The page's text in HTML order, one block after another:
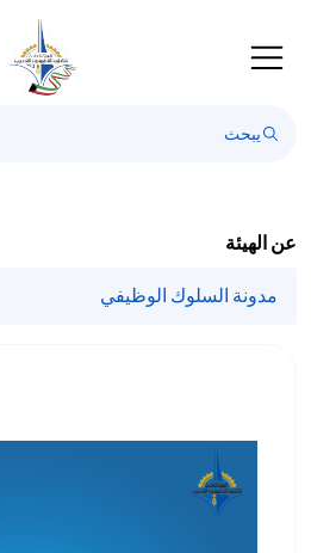
عن الهيئة
مدونة السلوك الوظيفي